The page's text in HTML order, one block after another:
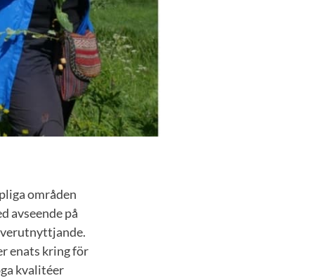
områden
avseende på
enats kring för
kvalitéer